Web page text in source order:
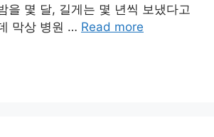
을 몇 달, 길게는 몇 년씩 보냈다고
막상 병원 … Read more